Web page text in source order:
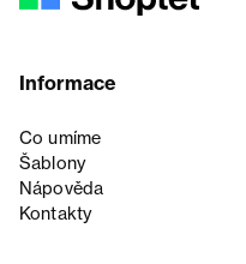
Informace
Co umíme
Šablony
Nápověda
Kontakty